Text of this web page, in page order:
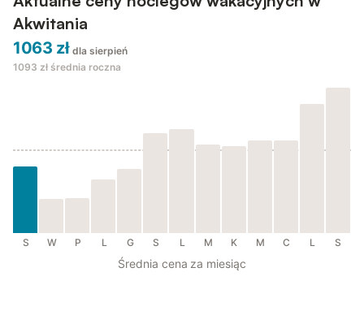
Akwitania
1063 zł dla sierpień
1093 zł średnia roczna
S W P L G S L M K M C L S
Średnia cena za miesiąc